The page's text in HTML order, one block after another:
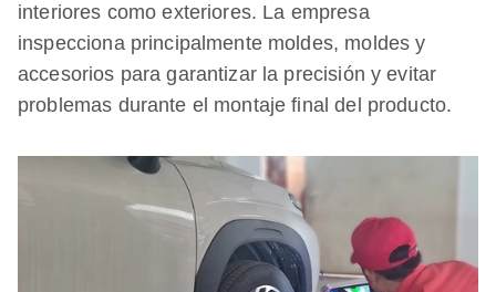
interiores como exteriores. La empresa
inspecciona principalmente moldes, moldes y
accesorios para garantizar la precisión y evitar
problemas durante el montaje final del producto.